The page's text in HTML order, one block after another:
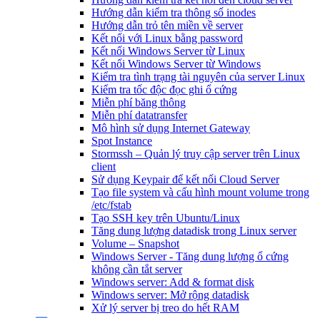
Hướng dẫn kiểm tra thông số inodes
Hướng dẫn trỏ tên miền về server
Kết nối với Linux bằng password
Kết nối Windows Server từ Linux
Kết nối Windows Server từ Windows
Kiểm tra tình trạng tài nguyên của server Linux
Kiểm tra tốc độc đọc ghi ổ cứng
Miễn phí băng thông
Miễn phí datatransfer
Mô hình sử dụng Internet Gateway
Spot Instance
Stormssh – Quản lý truy cập server trên Linux
client
Sử dụng Keypair để kết nối Cloud Server
Tạo file system và cấu hình mount volume trong
/etc/fstab
Tạo SSH key trên Ubuntu/Linux
Tăng dung lượng datadisk trong Linux server
Volume – Snapshot
Windows Server - Tăng dung lượng ổ cứng
không cần tắt server
Windows server: Add & format disk
Windows server: Mở rộng datadisk
Xử lý server bị treo do hết RAM